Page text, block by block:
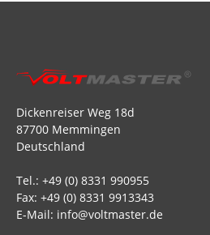
Dickenreiser Weg 18d
87700 Memmingen
Deutschland
Tel.: +49 (0) 8331 990955
Fax: +49 (0) 8331 9913343
E-Mail: info@voltmaster.de